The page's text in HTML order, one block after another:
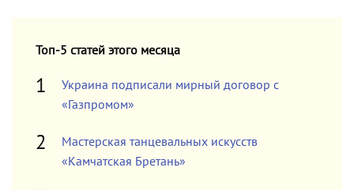
Топ-5 статей этого месяца
Украина подписали мирный договор с
«Газпромом»
Мастерская танцевальных искусств
«Камчатская Бретань»